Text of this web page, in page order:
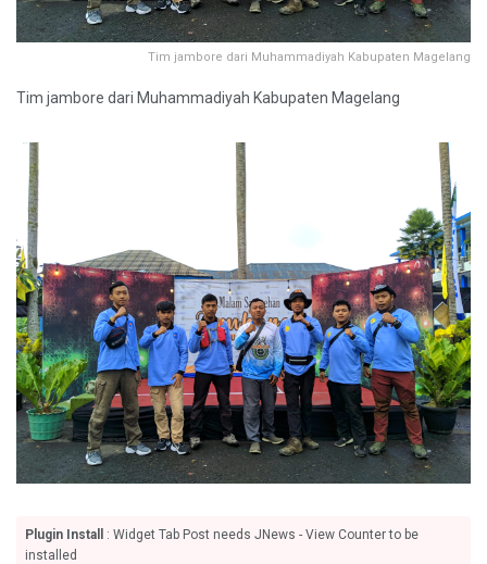
Tim jambore dari Muhammadiyah Kabupaten Magelang
Tim jambore dari Muhammadiyah Kabupaten Magelang
Plugin Install
: Widget Tab Post needs JNews - View Counter to be
installed